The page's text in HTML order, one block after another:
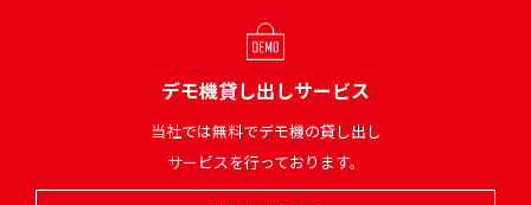
デモ機貸し出しサービス
当社では無料でデモ機の貸し出し
サービスを行っております。